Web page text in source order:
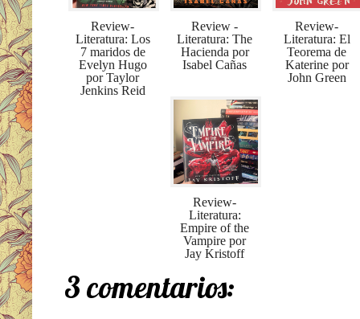
Review-
Literatura: Los
7 maridos de
Evelyn Hugo
por Taylor
Jenkins Reid
Review -
Literatura: The
Hacienda por
Isabel Cañas
Review-
Literatura: El
Teorema de
Katerine por
John Green
Review-
Literatura:
Empire of the
Vampire por
Jay Kristoff
3 comentarios: